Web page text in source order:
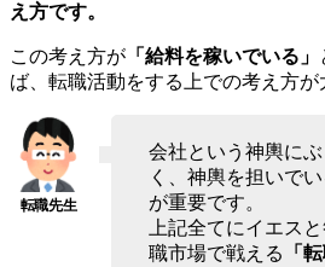
え方です。
この考え方が 「給料を稼いでいる」
ば、転職活動をする上での考え方が
会社という神輿に
く、神輿を担いで
が重要です。
上記全てにイエス
職市場で戦える
「